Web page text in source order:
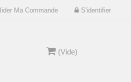
Ma Commande S'identifier
(Vide)